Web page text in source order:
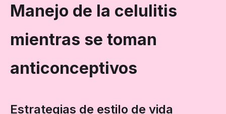
Manejo de la celulitis
mientras se toman
anticonceptivos
Estrategias de estilo de vida